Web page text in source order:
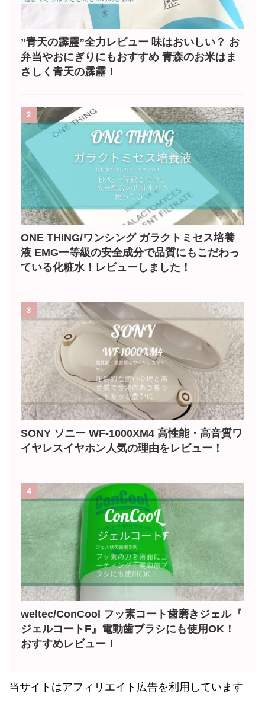
”青天の霹靂”全力レビュー 味はおいしい？ お
弁当やおにぎりにもおすすめ 青森のお米はま
さしく青天の霹靂！
2
ONE THING/ワンシング ガラクトミセス培養
液 EMG一等級の安全成分で品質にもこだわっ
ている化粧水！レビューしました！
3
SONY ソニー WF-1000XM4 高性能・高音質ワ
イヤレスイヤホン人気の理由をレビュー！
4
weltec/ConCool フッ素コート歯磨きジェル『
ジェルコートF』電動歯ブラシにも使用OK！
おすすめレビュー！
当サイトはアフィリエイト広告を利用しています